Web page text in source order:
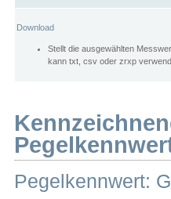
Download
Stellt die ausgewählten
kann txt, csv oder zrxp
Pegelkennwert: